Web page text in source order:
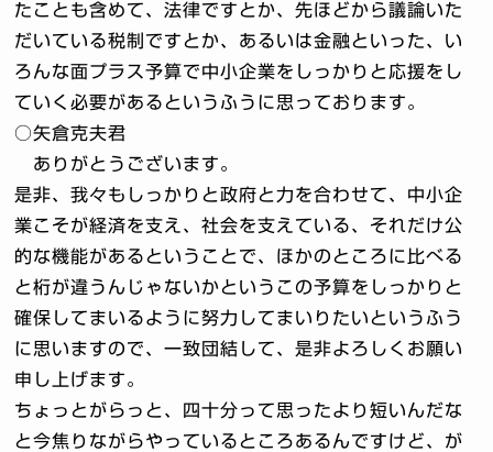
たことも含めて、法律ですとか、先ほどから議論いた
だいている税制ですとか、あるいは金融といった、い
ろんな面プラス予算で中小企業をしっかりと応援をし
ていく必要があるというふうに思っております。
○矢倉克夫君
ありがとうございます。
是非、我々もしっかりと政府と力を合わせて、中小企
業こそが経済を支え、社会を支えている、それだけ公
的な機能があるということで、ほかのところに比べる
と桁が違うんじゃないかというこの予算をしっかりと
確保してまいるように努力してまいりたいというふう
に思いますので、一致団結して、是非よろしくお願い
申し上げます。
ちょっとがらっと、四十分って思ったより短いんだな
と今焦りながらやっているところあるんですけど、が